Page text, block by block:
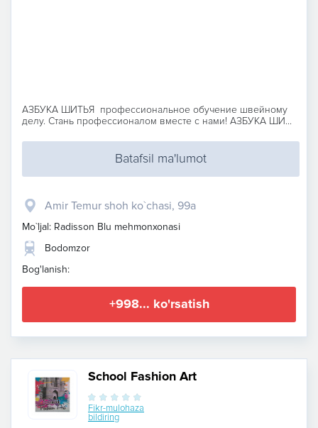
АЗБУКА ШИТЬЯ профессиональное обучение швейному
делу. Стань профессионалом вместе с нами! АЗБУКА ШИ...
Batafsil ma'lumot
Amir Temur shoh ko`chasi, 99a
Mo`ljal: Radisson Blu mehmonxonasi
Bodomzor
Bog'lanish:
+998... ko'rsatish
School Fashion Art
Fikr-mulohaza
bildiring